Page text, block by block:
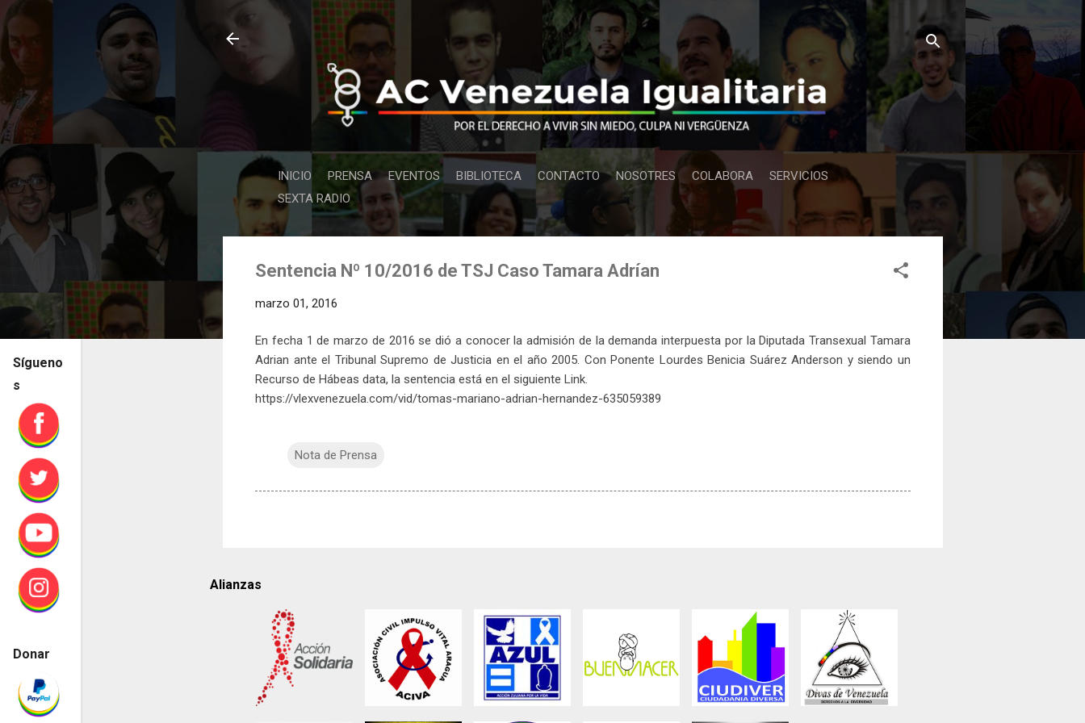
Ir al contenido principal
INICIO PRENSA EVENTOS BIBLIOTECA CONTACTO NOSOTRES COLABORA
SERVICIOS
SEXTA RADIO
Sentencia Nº 10/2016 de TSJ Caso Tamara Adrían
marzo 01, 2016
En fecha 1 de marzo de 2016 se dió a conocer la admisión de la demanda interpuesta por la Diputada Transexual Tamara
Adrian ante el Tribunal Supremo de Justicia en el año 2005. Con Ponente Lourdes Benicia Suárez Anderson y siendo un
Recurso de Hábeas data, la sentencia está en el siguiente Link.
https://vlexvenezuela.com/vid/tomas-mariano-adrian-hernandez-635059389
Nota de Prensa
Alianzas
Sígueno
s
Donar